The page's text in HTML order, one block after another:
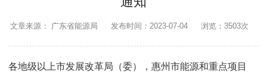
文章来源： 广东省能源局 发布时间：2023-07-04 浏览：3503次
各地级以上市发展改革局（委），惠州市能源和重点项目